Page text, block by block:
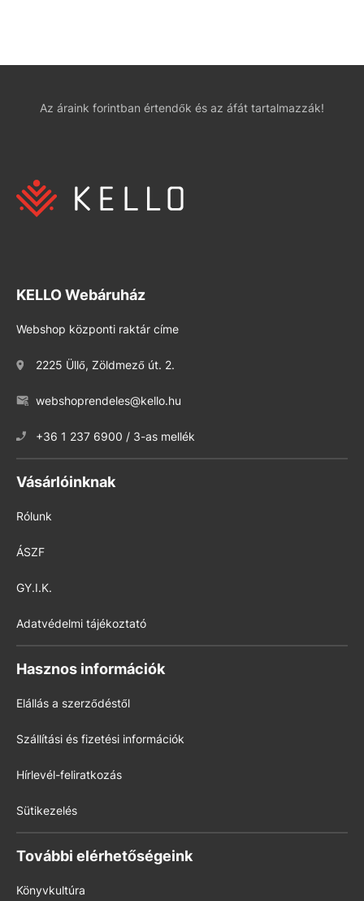
Az áraink forintban értendők és az áfát tartalmazzák!
KELLO Webáruház
Webshop központi raktár címe
2225 Üllő, Zöldmező út. 2.
webshoprendeles@kello.hu
+36 1 237 6900 / 3-as mellék
Vásárlóinknak
Rólunk
ÁSZF
GY.I.K.
Adatvédelmi tájékoztató
Hasznos információk
Elállás a szerződéstől
Szállítási és fizetési információk
Hírlevél-feliratkozás
Sütikezelés
További elérhetőségeink
Könyvkultúra